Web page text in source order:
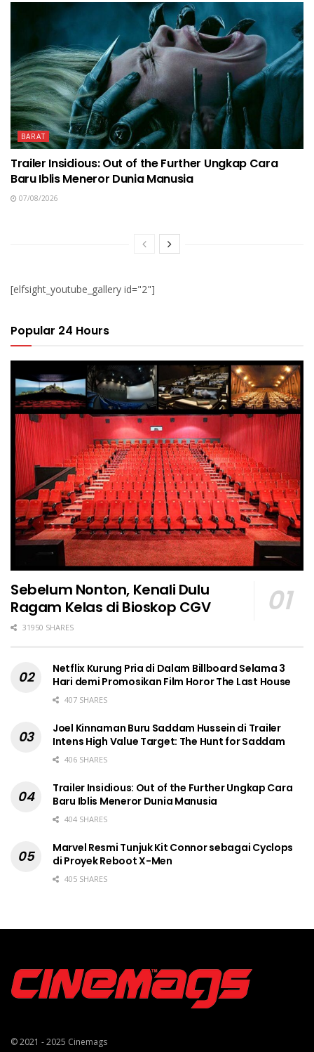
BARAT
Trailer Insidious: Out of the Further Ungkap Cara
Baru Iblis Meneror Dunia Manusia
07/08/2026
[elfsight_youtube_gallery id="2"]
Popular 24 Hours
Sebelum Nonton, Kenali Dulu
Ragam Kelas di Bioskop CGV
31950 SHARES
Netflix Kurung Pria di Dalam Billboard Selama 3
Hari demi Promosikan Film Horor The Last House
407 SHARES
Joel Kinnaman Buru Saddam Hussein di Trailer
Intens High Value Target: The Hunt for Saddam
406 SHARES
Trailer Insidious: Out of the Further Ungkap Cara
Baru Iblis Meneror Dunia Manusia
404 SHARES
Marvel Resmi Tunjuk Kit Connor sebagai Cyclops
di Proyek Reboot X-Men
405 SHARES
© 2021 - 2025 Cinemags